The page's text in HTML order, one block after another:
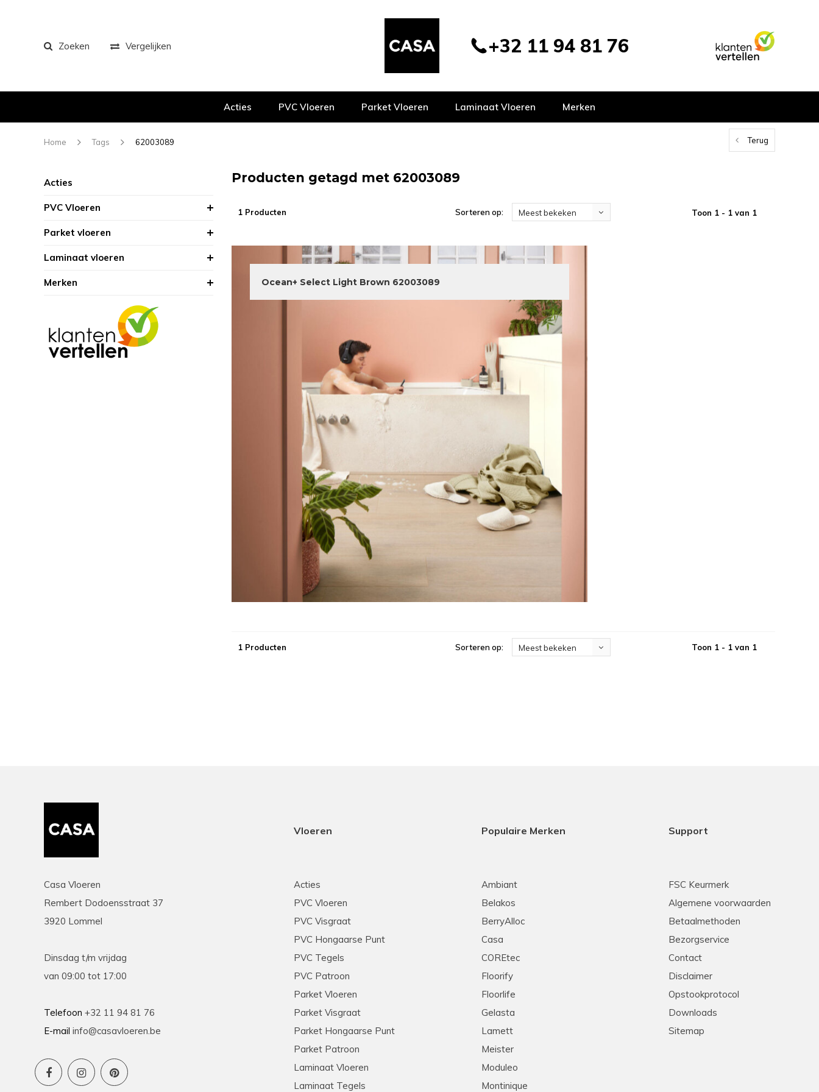
Zoeken Vergelijken +32 11 94 81 76
Acties PVC Vloeren Parket Vloeren Laminaat Vloeren Merken
Home Tags 62003089 Terug
Acties
PVC Vloeren
Parket vloeren
Laminaat vloeren
Merken
Producten getagd met 62003089
1 Producten Sorteren op: Meest bekeken Toon 1 - 1 van 1
Ocean+ Select Light Brown 62003089
1 Producten Sorteren op: Meest bekeken Toon 1 - 1 van 1
Casa Vloeren
Rembert Dodoensstraat 37
3920 Lommel
Dinsdag t/m vrijdag
van 09:00 tot 17:00
Telefoon +32 11 94 81 76
E-mail info@casavloeren.be
Vloeren
Acties
PVC Vloeren
PVC Visgraat
PVC Hongaarse Punt
PVC Tegels
PVC Patroon
Parket Vloeren
Parket Visgraat
Parket Hongaarse Punt
Parket Patroon
Laminaat Vloeren
Laminaat Tegels
Populaire Merken
Ambiant
Belakos
BerryAlloc
Casa
COREtec
Floorify
Floorlife
Gelasta
Lamett
Meister
Moduleo
Montinique
Support
FSC Keurmerk
Algemene voorwaarden
Betaalmethoden
Bezorgservice
Contact
Disclaimer
Opstookprotocol
Downloads
Sitemap